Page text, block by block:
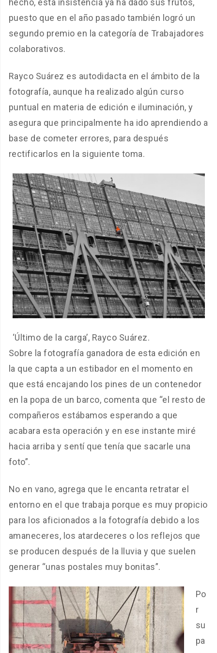
hecho, esta insistencia ya ha dado sus frutos,
puesto que en el año pasado también logró un
segundo premio en la categoría de Trabajadores
colaborativos.
Rayco Suárez es autodidacta en el ámbito de la
fotografía, aunque ha realizado algún curso
puntual en materia de edición e iluminación, y
asegura que principalmente ha ido aprendiendo a
base de cometer errores, para después
rectificarlos en la siguiente toma.
‘Último de la carga’, Rayco Suárez.
Sobre la fotografía ganadora de esta edición en
la que capta a un estibador en el momento en
que está encajando los pines de un contenedor
en la popa de un barco, comenta que “el resto de
compañeros estábamos esperando a que
acabara esta operación y en ese instante miré
hacia arriba y sentí que tenía que sacarle una
foto”.
No en vano, agrega que le encanta retratar el
entorno en el que trabaja porque es muy propicio
para los aficionados a la fotografía debido a los
amaneceres, los atardeceres o los reflejos que
se producen después de la lluvia y que suelen
generar “unas postales muy bonitas”.
Po
r
su
pa